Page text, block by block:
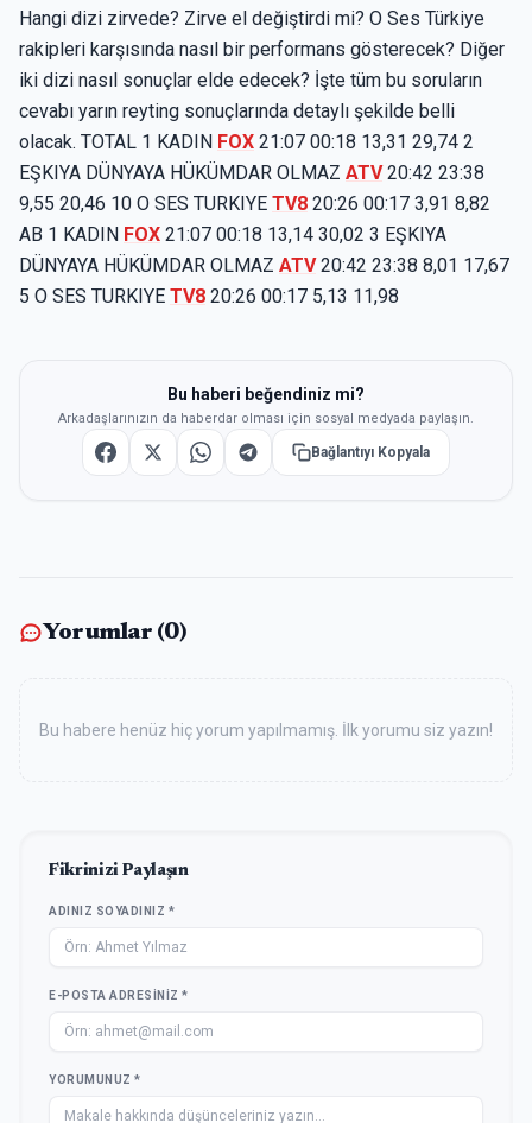
Hangi dizi zirvede? Zirve el değiştirdi mi? O Ses Türkiye
rakipleri karşısında nasıl bir performans gösterecek? Diğer
iki dizi nasıl sonuçlar elde edecek? İşte tüm bu soruların
cevabı yarın reyting sonuçlarında detaylı şekilde belli
olacak. TOTAL 1 KADIN FOX 21:07 00:18 13,31 29,74 2
EŞKIYA DÜNYAYA HÜKÜMDAR OLMAZ ATV20:42 23:38
9,55 20,46 10 O SES TURKIYE TV8 20:26 00:17 3,91 8,82
AB 1 KADIN FOX 21:07 00:18 13,14 30,02 3 EŞKIYA
DÜNYAYA HÜKÜMDAR OLMAZ ATV20:42 23:38 8,01 17,67
5 O SES TURKIYE TV8 20:26 00:17 5,13 11,98
Bu haberi beğendiniz mi?
Arkadaşlarınızın da haberdar olması için sosyal medyada paylaşın.
Bağlantıyı Kopyala
Yorumlar (0)
Bu habere henüz hiç yorum yapılmamış. İlk yorumu siz yazın!
Fikrinizi Paylaşın
ADINIZ SOYADINIZ *
E-POSTA ADRESINIZ *
YORUMUNUZ *